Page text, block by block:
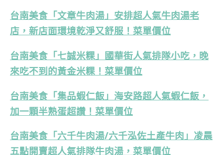
台南美食「文章牛肉湯」安排超人氣牛肉湯老
店，新店面環境乾淨又舒服！菜單價位
台南美食「七誠米粿」國華街人氣排隊小吃，晚
來吃不到的黃金米粿！菜單價位
台南美食「集品蝦仁飯」海安路超人氣蝦仁飯，
加一顆半熟蛋超讚！菜單價位
台南美食「六千牛肉湯/六千泓佐土產牛肉」凌晨
五點開賣超人氣排隊牛肉湯，菜單價位